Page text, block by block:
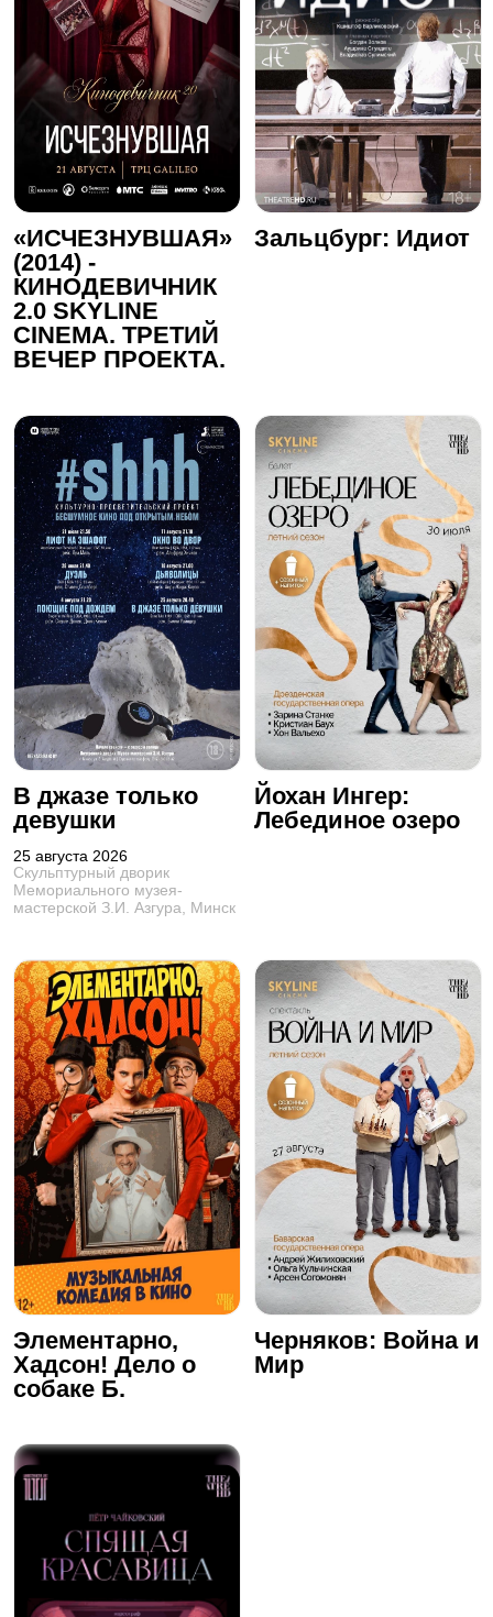
«ИСЧЕЗНУВШАЯ»
(2014) -
КИНОДЕВИЧНИК
2.0 SKYLINE
CINEMA. ТРЕТИЙ
ВЕЧЕР ПРОЕКТА.
Зальцбург: Идиот
В джазе только
девушки
25 августа 2026
Скульптурный дворик
Мемориального музея-
мастерской З.И. Азгура, Минск
Йохан Ингер:
Лебединое озеро
Элементарно,
Хадсон! Дело о
собаке Б.
Черняков: Война и
Мир